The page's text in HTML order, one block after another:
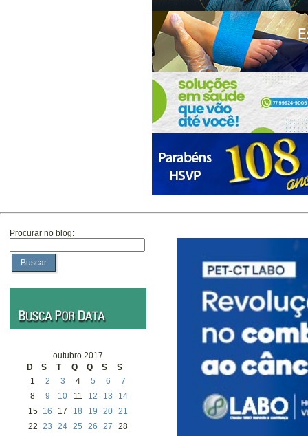
Procurar no blog:
Buscar
outubro 2017
D
S T Q Q S
S
1
2 3 4 5 6
7
8
9 10 11 12 13
14
15
16 17 18 19 20 21
22 23 24 25 26 27
28